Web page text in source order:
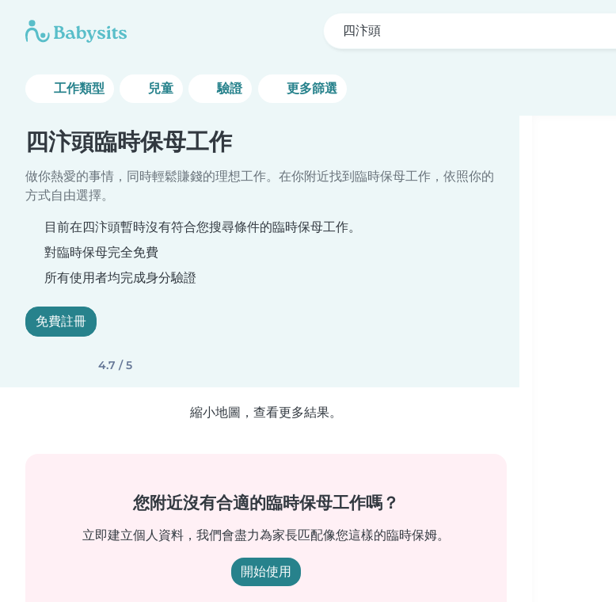
四汴頭
工作類型 兒童 驗證 更多篩選
四汴頭臨時保母工作
做你熱愛的事情，同時輕鬆賺錢的理想工作。在你附近找到臨時保母工作，依照你的
方式自由選擇。
目前在四汴頭暫時沒有符合您搜尋條件的臨時保母工作。
對臨時保母完全免費
所有使用者均完成身分驗證
免費註冊
4.7 / 5
縮小地圖，查看更多結果。
您附近沒有合適的臨時保母工作嗎？
立即建立個人資料，我們會盡力為家長匹配像您這樣的臨時保姆。
開始使用